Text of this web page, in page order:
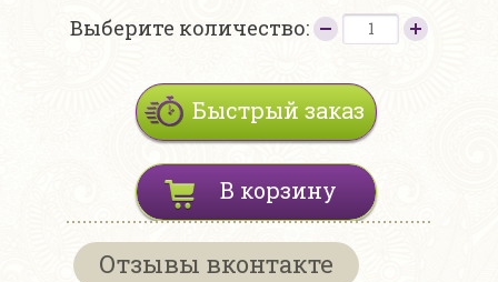
Выберите количество:
Быстрый заказ
В корзину
Отзывы вконтакте